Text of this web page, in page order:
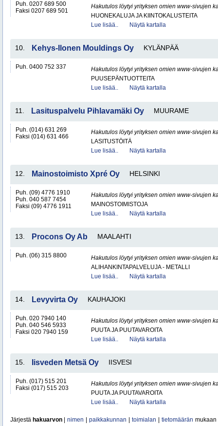
Puh. 0207 689 500
Faksi 0207 689 501
Hakutulos löytyi yrityksen omien www-sivujen
HUONEKALUJA JA KIINTOKALUSTEITA
Lue lisää..
Näytä kartalla
10. Kehys-Ilonen Mouldings Oy KYLÄNPÄÄ
Puh. 0400 752 337
Hakutulos löytyi yrityksen omien www-sivujen
PUUSEPÄNTUOTTEITA
Lue lisää..
Näytä kartalla
11. Lasituspalvelu Pihlavamäki Oy MUURAME
Puh. (014) 631 269
Faksi (014) 631 466
Hakutulos löytyi yrityksen omien www-sivujen
LASITUSTÖITÄ
Lue lisää..
Näytä kartalla
12. Mainostoimisto Xpré Oy HELSINKI
Puh. (09) 4776 1910
Puh. 040 587 7454
Faksi (09) 4776 1911
Hakutulos löytyi yrityksen omien www-sivujen
MAINOSTOIMISTOJA
Lue lisää..
Näytä kartalla
13. Procons Oy Ab MAALAHTI
Puh. (06) 315 8800
Hakutulos löytyi yrityksen omien www-sivujen
ALIHANKINTAPALVELUJA - METALLI
Lue lisää..
Näytä kartalla
14. Levyvirta Oy KAUHAJOKI
Puh. 020 7940 140
Puh. 040 546 5933
Faksi 020 7940 159
Hakutulos löytyi yrityksen omien www-sivujen
PUUTA JA PUUTAVAROITA
Lue lisää..
Näytä kartalla
15. Iisveden Metsä Oy IISVESI
Puh. (017) 515 201
Faksi (017) 515 203
Hakutulos löytyi yrityksen omien www-sivujen
PUUTA JA PUUTAVAROITA
Lue lisää..
Näytä kartalla
Järjestä hakuarvon nimen paikkakunnan toimialan tietomäärän mukaan